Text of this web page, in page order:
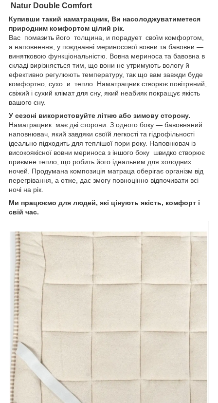
Natur Double Comfort
Купивши такий наматрацник, Ви насолоджуватиметеся
природним комфортом цілий рік.
Вас помазить його толщина, и порадует своїм комфортом,
а наповнення, у поєднанні мериносової вовни та бавовни —
винятковою функціональністю. Вовна мериноса та бавовна в
складі вирізняється тим, що вони не утримують вологу й
ефективно регулюють температуру, так що вам завжди буде
комфортно, сухо и тепло. Наматрацник створює повітряний,
свіжий і сухий клімат для сну, який неабияк покращує якість
вашого сну.
У сезоні використовуйте літню або зимову сторону.
Наматрацник має дві сторони. З одного боку — бавовняний
наповнювач, який завдяки своїй легкості та гідрофільності
ідеально підходить для теплішої пори року. Наповнювач із
високоякісної вовни мериноса з іншого боку швидко створює
приємне тепло, що робить його ідеальним для холодних
ночей. Продумана композиція матраца оберігає організм від
перегрівання, а отже, дає змогу повноцінно відпочивати всі
ночі на рік.
Ми працюємо для людей, які цінують якість, комфорт і
свій час.